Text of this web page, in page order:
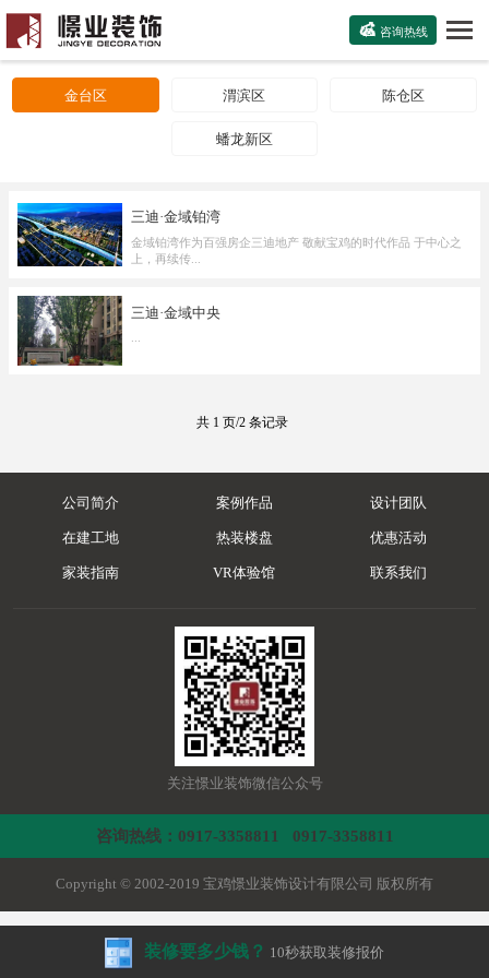
 咨询热线
金台区 渭滨区 陈仓区
蟠龙新区
三迪·金域铂湾
金域铂湾作为百强房企三迪地产 敬献宝鸡的时代作品 于中心之
上，再续传...
三迪·金域中央
共 1 页/2 条记录
公司简介 案例作品 设计团队
在建工地 热装楼盘 优惠活动
家装指南 VR体验馆 联系我们
关注憬业装饰微信公众号
咨询热线：0917-3358811 0917-3358811
Copyright © 2002-2019 宝鸡憬业装饰设计有限公司 版权所有
装修要多少钱？ 10秒获取装修报价